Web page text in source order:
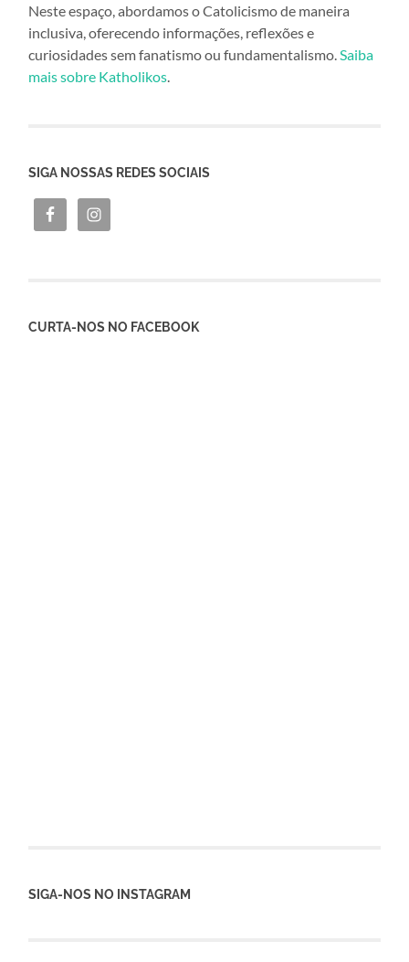
Neste espaço, abordamos o Catolicismo de maneira
inclusiva, oferecendo informações, reflexões e
curiosidades sem fanatismo ou fundamentalismo.Saiba
mais sobre Katholikos.
SIGA NOSSAS REDES SOCIAIS
CURTA-NOS NO FACEBOOK
SIGA-NOS NO INSTAGRAM